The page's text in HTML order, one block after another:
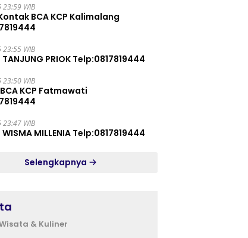
23:59 WIB
BCA KCP Kalimalang
23:55 WIB
TANJUNG PRIOK Telp:0817819444
23:50 WIB
KCP Fatmawati
23:47 WIB
WISMA MILLENIA Telp:0817819444
Selengkapnya
& Kuliner